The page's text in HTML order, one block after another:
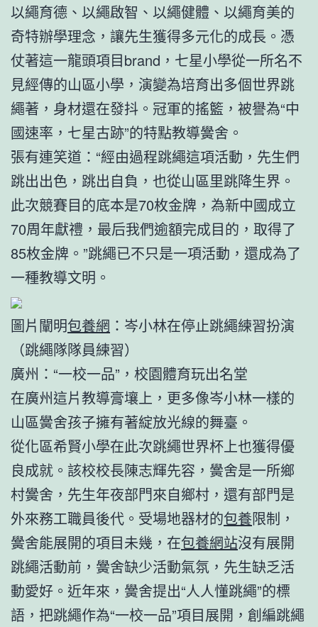
以繩育德、以繩啟智、以繩健體、以繩育美的
奇特辦學理念，讓先生獲得多元化的成長。憑
仗著這一龍頭項目brand，七星小學從一所名不
見經傳的山區小學，演變為培育出多個世界跳
繩著，身材還在發抖。冠軍的搖籃，被譽為“中
國速率，七星古跡”的特點教導黌舍。
張有連笑道：“經由過程跳繩這項活動，先生們
跳出出色，跳出自負，也從山區里跳降生界。
此次競賽目的底本是70枚金牌，為新中國成立
70周年獻禮，最后我們逾額完成目的，取得了
85枚金牌。”跳繩已不只是一項活動，還成為了
一種教導文明。
圖片闡明包養網 ：岑小林在停止跳繩練習扮演
（跳繩隊隊員練習）
廣州：“一校一品”，校園體育玩出名堂
在廣州這片教導膏壤上，更多像岑小林一樣的
山區黌舍孩子擁有著綻放光線的舞臺。
從化區希賢小學在此次跳繩世界杯上也獲得優
良成就。該校校長陳志輝先容，黌舍是一所鄉
村黌舍，先生年夜部門來自鄉村，還有部門是
外來務工職員後代。受場地器材的包養限制，
黌舍能展開的項目未幾，在包養網站沒有展開
跳繩活動前，黌舍缺少活動氣氛，先生缺乏活
動愛好。近年來，黌舍提出“人人懂跳繩”的標
語，把跳繩作為“一校一品”項目展開，創編跳繩